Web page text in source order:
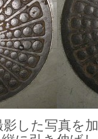
した写真を